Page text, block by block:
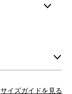
サイズガイドを見る